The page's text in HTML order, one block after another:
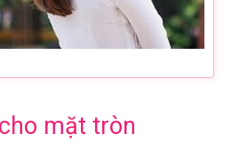
mặt tròn